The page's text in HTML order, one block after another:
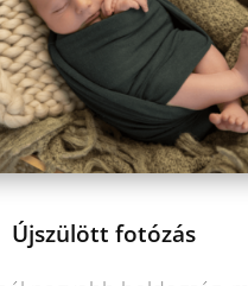
Újszülött fotózás